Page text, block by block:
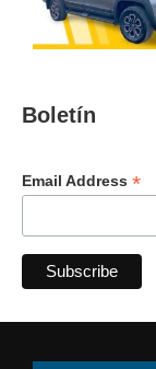
Boletín
Email Address *